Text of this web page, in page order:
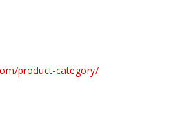
product-category/